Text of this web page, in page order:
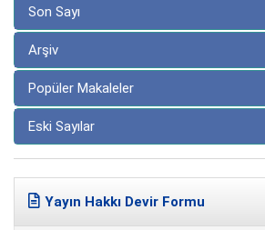
Son Sayı
Arşiv
Popüler Makaleler
Eski Sayılar
Yayın Hakkı Devir Formu